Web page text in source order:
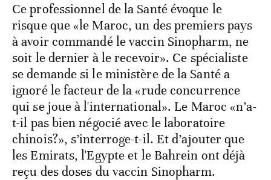
Ce professionnel de la Santé évoque le
risque que «le Maroc, un des premiers pays
à avoir commandé le vaccin Sinopharm, ne
soit le dernier à le recevoir». Ce spécialiste
se demande si le ministère de la Santé a
ignoré le facteur de la «rude concurrence
qui se joue à l'international». Le Maroc «n’a-
t-il pas bien négocié avec le laboratoire
chinois?», s’interroge-t-il. Et d’ajouter que
les Emirats, l'Egypte et le Bahrein ont déjà
reçu des doses du vaccin Sinopharm.